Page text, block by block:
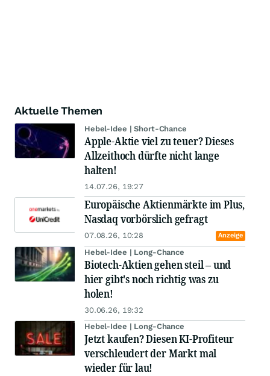
Aktuelle Themen
Hebel-Idee | Short-Chance
Apple-Aktie viel zu teuer? Dieses
Allzeithoch dürfte nicht lange
halten!
14.07.26, 19:27
Europäische Aktienmärkte im Plus,
Nasdaq vorbörslich gefragt
07.08.26, 10:28 Anzeige
Hebel-Idee | Long-Chance
Biotech-Aktien gehen steil – und
hier gibt's noch richtig was zu
holen!
30.06.26, 19:32
Hebel-Idee | Long-Chance
Jetzt kaufen? Diesen KI-Profiteur
verschleudert der Markt mal
wieder für lau!